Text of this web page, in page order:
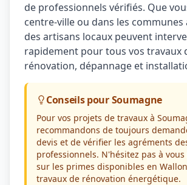
de professionnels vérifiés. Que
centre-ville ou dans les communes
des artisans locaux peuvent
rapidement pour tous vos travaux
rénovation, dépannage et
Conseils pour Soumagne
Pour vos projets de travaux à
recommandons de toujours
devis et de vérifier les agréments
professionnels. N'hésitez pas à
sur les primes disponibles en
travaux de rénovation énergétique.